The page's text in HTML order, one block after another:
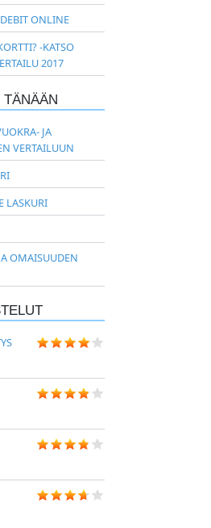
ONLINE
-KATSO
2017
TÄNÄÄN
JA
VERTAILUUN
LASKURI
OMAISUUDEN